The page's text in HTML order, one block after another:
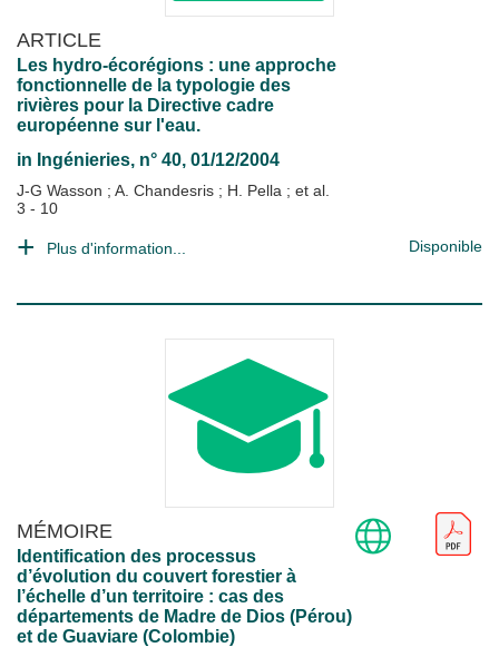
ARTICLE
Les hydro-écorégions : une approche
fonctionnelle de la typologie des
rivières pour la Directive cadre
européenne sur l'eau.
in Ingénieries, n° 40, 01/12/2004
J-G Wasson ; A. Chandesris ; H. Pella ; et al.
3 - 10
Plus d'information... Disponible
MÉMOIRE
Identification des processus
d’évolution du couvert forestier à
l’échelle d’un territoire : cas des
départements de Madre de Dios (Pérou)
et de Guaviare (Colombie)